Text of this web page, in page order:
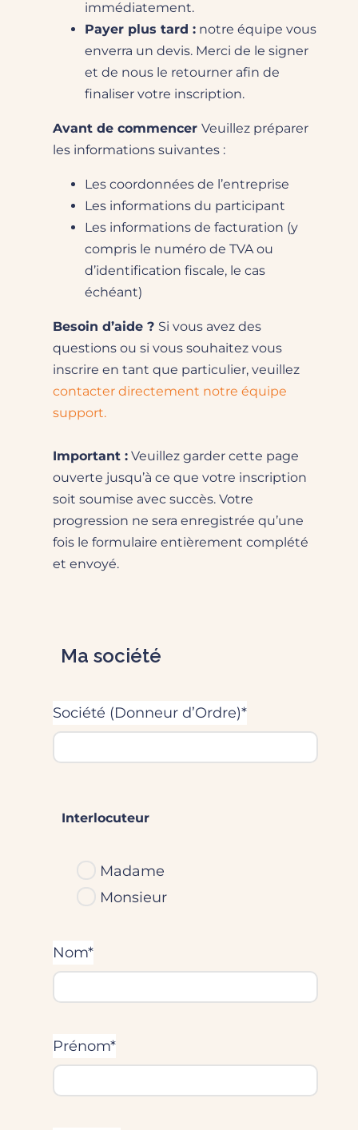
immédiatement.
Payer plus tard : notre équipe vous
enverra un devis. Merci de le signer
et de nous le retourner afin de
finaliser votre inscription.
Avant de commencer Veuillez préparer
les informations suivantes :
Les coordonnées de l’entreprise
Les informations du participant
Les informations de facturation (y
compris le numéro de TVA ou
d’identification fiscale, le cas
échéant)
Besoin d’aide ? Si vous avez des
questions ou si vous souhaitez vous
inscrire en tant que particulier, veuillez
contacter directement notre équipe
support.
Important : Veuillez garder cette page
ouverte jusqu’à ce que votre inscription
soit soumise avec succès. Votre
progression ne sera enregistrée qu’une
fois le formulaire entièrement complété
et envoyé.
Ma société
Société (Donneur d’Ordre)*
Interlocuteur
Madame
Monsieur
Nom*
Prénom*